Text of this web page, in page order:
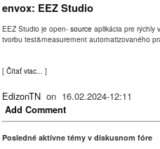
envox: EEZ Studio
EEZ Studio je open- source aplikácia pre rýchly
tvorbu test&measurement automatizovaného
[ Čítať viac... ]
EdizonTN on 16.02.2024-12:11
Add Comment
Posledné aktívne témy v diskusnom fóre